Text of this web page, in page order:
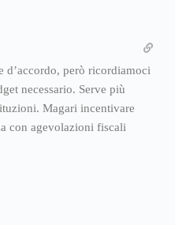
d’accordo, però ricordiamoci
necessario. Serve più
Magari incentivare
con agevolazioni fiscali